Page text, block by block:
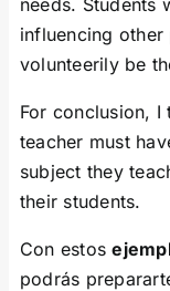
influencing other
volunteerily be
For conclusion, I
teacher must
subject they
their students.
Con estos
podrás